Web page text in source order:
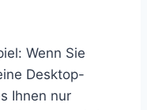
Wenn Sie
Desktop-
Ihnen nur